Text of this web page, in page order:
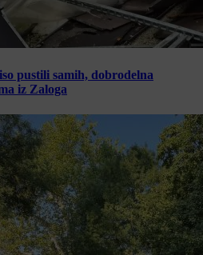
pustili samih, dobrodelna
iz Zaloga